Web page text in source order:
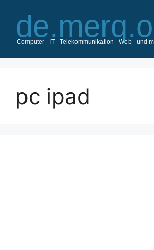
Inhalt
springen
pc ipad